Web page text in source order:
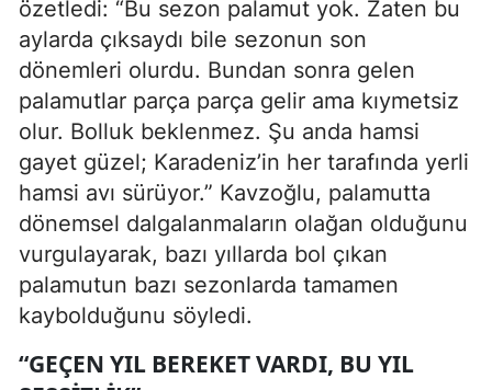
özetledi: “Bu sezon palamut yok. Zaten bu
aylarda çıksaydı bile sezonun son
dönemleri olurdu. Bundan sonra gelen
palamutlar parça parça gelir ama kıymetsiz
olur. Bolluk beklenmez. Şu anda hamsi
gayet güzel; Karadeniz’in her tarafında yerli
hamsi avı sürüyor.” Kavzoğlu, palamutta
dönemsel dalgalanmaların olağan olduğunu
vurgulayarak, bazı yıllarda bol çıkan
palamutun bazı sezonlarda tamamen
kaybolduğunu söyledi.
“GEÇEN YIL BEREKET VARDI, BU YIL